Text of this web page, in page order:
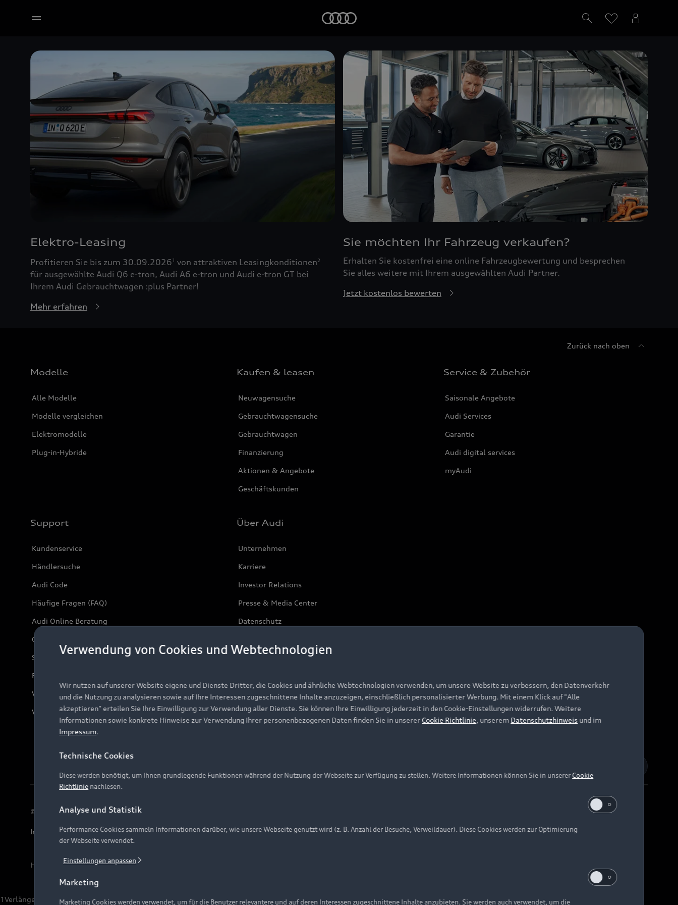
Elektro-Leasing
Profitieren Sie bis zum 30.09.20261 von attraktiven Leasingkonditionen2
für ausgewählte Audi Q6 e-tron, Audi A6 e-tron und Audi e-tron GT bei
Ihrem Audi Gebrauchtwagen :plus Partner!
Mehr erfahren
Sie möchten Ihr Fahrzeug verkaufen?
Erhalten Sie kostenfrei eine online Fahrzeugbewertung und besprechen
Sie alles weitere mit Ihrem ausgewählten Audi Partner.
Jetzt kostenlos bewerten
Zurück nach oben
Modelle
Alle Modelle
Modelle vergleichen
Elektromodelle
Plug-in-Hybride
Kaufen & leasen
Neuwagensuche
Gebrauchtwagensuche
Gebrauchtwagen
Finanzierung
Aktionen & Angebote
Geschäftskunden
Service & Zubehör
Saisonale Angebote
Audi Services
Garantie
Audi digital services
myAudi
Support
Kundenservice
Händlersuche
Audi Code
Häufige Fragen (FAQ)
Audi Online Beratung
Online-Terminvereinbarung
Servicekontakt
Bordbuch & Bedienungsanleitungen
Verträge kündigen
Vertrag widerrufen
Über Audi
Unternehmen
Karriere
Investor Relations
Presse & Media Center
Datenschutz
© 2026 AUDI AG. Alle Rechte vorbehalten
Impressum Rechtliches Hinweisgebersystem Datenschutzinformation Cookie-Einstellungen Cookie-Richtlinie Barrierefreiheit Digital Services Act
Hinweis: Die aktuelle Darstellung und Anordnung der Embleme am Fahrzeug bei allen Abbildungen auf dieser Webseite kann abweichen.
1Verlängerung vorbehalten.
Verwendung von Cookies und Webtechnologien
Wir nutzen auf unserer Website eigene und Dienste Dritter, die Cookies und ähnliche Webtechnologien verwenden, um unsere Website zu verbessern, den Datenverkehr
und die Nutzung zu analysieren sowie auf Ihre Interessen zugeschnittene Inhalte anzuzeigen, einschließlich personalisierter Werbung. Mit einem Klick auf "Alle
akzeptieren" erteilen Sie Ihre Einwilligung zur Verwendung aller Dienste. Sie können Ihre Einwilligung jederzeit in den Cookie-Einstellungen widerrufen. Weitere
Informationen sowie konkrete Hinweise zur Verwendung Ihrer personenbezogenen Daten finden Sie in unserer Cookie Richtlinie, unserem Datenschutzhinweis und im
Impressum.
Technische Cookies
Diese werden benötigt, um Ihnen grundlegende Funktionen während der Nutzung der Webseite zur Verfügung zu stellen. Weitere Informationen können Sie in unsererCookie
Richtlinie nachlesen.
Analyse und Statistik
Performance Cookies sammeln Informationen darüber, wie unsere Webseite genutzt wird (z. B. Anzahl der Besuche, Verweildauer). Diese Cookies werden zur Optimierung
der Webseite verwendet.
Einstellungen anpassen
Marketing
Marketing Cookies werden verwendet, um für die Benutzer relevantere und auf deren Interessen zugeschnittene Inhalte anzubieten. Sie werden auch verwendet, um die